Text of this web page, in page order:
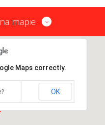
mapie
Maps correctly.
OK